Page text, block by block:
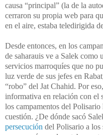
causa “principal” (la de la
cerraron su propia web para
en el aire, estaba teledirigida
Desde entonces, en los
de saharauis ve a Salek como
servicios marroquíes que no
luz verde de sus jefes en
“robo” del Jat Chahid. Por
informativa en relación con el
los campamentos del
cuestión. ¿De dónde sacó
persecución del Polisario a los